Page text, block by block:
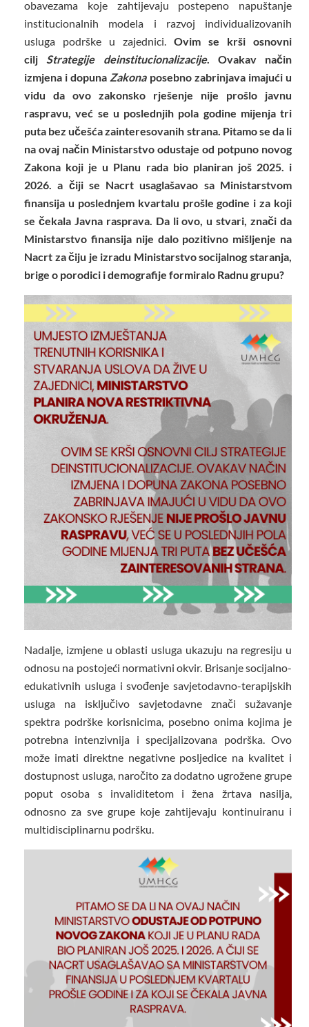
obavezama koje zahtijevaju postepeno napuštanje
institucionalnih modela i razvoj individualizovanih
usluga podrške u zajednici. Ovim se krši osnovni
cilj Strategije deinstitucionalizacije. Ovakav način
izmjena i dopuna Zakonaposebno zabrinjava imajući u
vidu da ovo zakonsko rješenje nije prošlo javnu
raspravu, već se u poslednjih pola godine mijenja tri
puta bez učešća zainteresovanih strana. Pitamo se da li
na ovaj način Ministarstvo odustaje od potpuno novog
Zakona koji je u Planu rada bio planiran još 2025. i
2026. a čiji se Nacrt usaglašavao sa Ministarstvom
finansija u poslednjem kvartalu prošle godine i za koji
se čekala Javna rasprava. Da li ovo, u stvari, znači da
Ministarstvo finansija nije dalo pozitivno mišljenje na
Nacrt za čiju je izradu Ministarstvo socijalnog staranja,
brige o porodici i demografije formiralo Radnu grupu?
Nadalje, izmjene u oblasti usluga ukazuju na regresiju u
odnosu na postojeći normativni okvir. Brisanje socijalno-
edukativnih usluga i svođenje savjetodavno-terapijskih
usluga na isključivo savjetodavne znači sužavanje
spektra podrške korisnicima, posebno onima kojima je
potrebna intenzivnija i specijalizovana podrška. Ovo
može imati direktne negativne posljedice na kvalitet i
dostupnost usluga, naročito za dodatno ugrožene grupe
poput osoba s invaliditetom i žena žrtava nasilja,
odnosno za sve grupe koje zahtijevaju kontinuiranu i
multidisciplinarnu podršku.